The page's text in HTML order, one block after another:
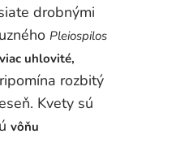
drobnými
Pleiospilos
uhlovité,
rozbitý
Kvety sú
vôňu